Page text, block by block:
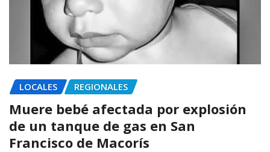
LOCALES REGIONALES
Muere bebé afectada por explosión
de un tanque de gas en San
Francisco de Macorís